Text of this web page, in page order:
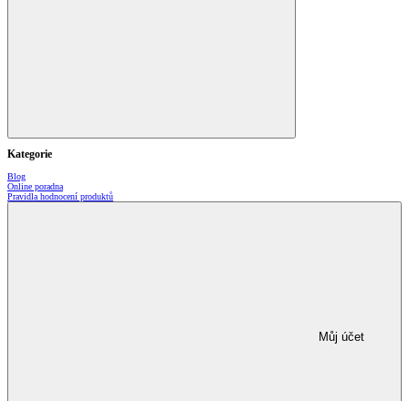
Kategorie
Blog
Online poradna
Pravidla hodnocení produktů
Můj účet